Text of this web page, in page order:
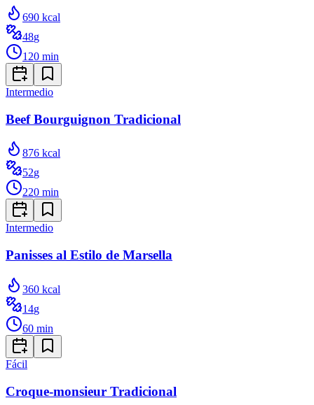
690 kcal
48g
120 min
Intermedio
Beef Bourguignon Tradicional
876 kcal
52g
220 min
Intermedio
Panisses al Estilo de Marsella
360 kcal
14g
60 min
Fácil
Croque-monsieur Tradicional